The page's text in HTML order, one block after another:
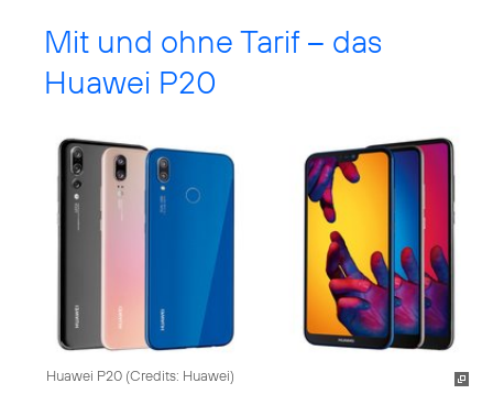
Mit und ohne Tarif – das
Huawei P20
Huawei P20 (Credits: Huawei)